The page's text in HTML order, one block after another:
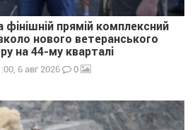
фінішній прямій комплексний
нового ветеранського
на 44-му кварталі
6 авг 2026 0